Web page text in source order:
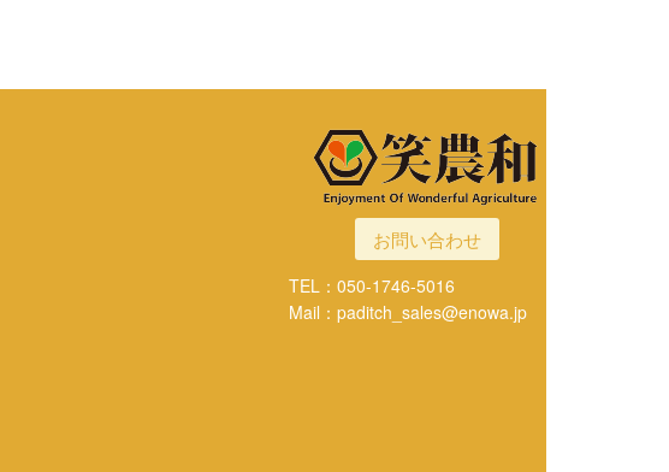
お問い合わせ
TEL：050-1746-5016
Mail：paditch_sales@enowa.jp